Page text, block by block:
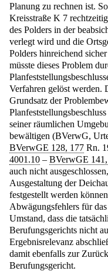
Planung zu rechnen ist.
Kreisstraße K 7
des Polders in der
verlegt wird und die
Polders hinreichend
müsste dieses Problem
Verfahren gelöst werden.
Grundsatz der
seiner räumlichen
bewältigen (BVerwG,
BVerwGE 128, 177 Rn.
4001.10 – BVerwGE 141,
auch nicht
Ausgestaltung der
festgestellt werden
Abwägungsfehlers für
Umstand, dass die
Berufungsgerichts nicht
Ergebnisrelevanz
damit ebenfalls zur
Berufungsgericht.